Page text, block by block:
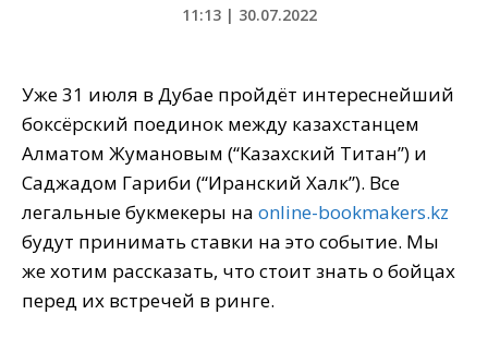
11:13 | 30.07.2022
Уже 31 июля в Дубае пройдёт интереснейший
боксёрский поединок между казахстанцем
Алматом Жумановым (“Казахский Титан”) и
Саджадом Гариби (“Иранский Халк”). Все
легальные букмекеры на online-bookmakers.kz
будут принимать ставки на это событие. Мы
же хотим рассказать, что стоит знать о бойцах
перед их встречей в ринге.